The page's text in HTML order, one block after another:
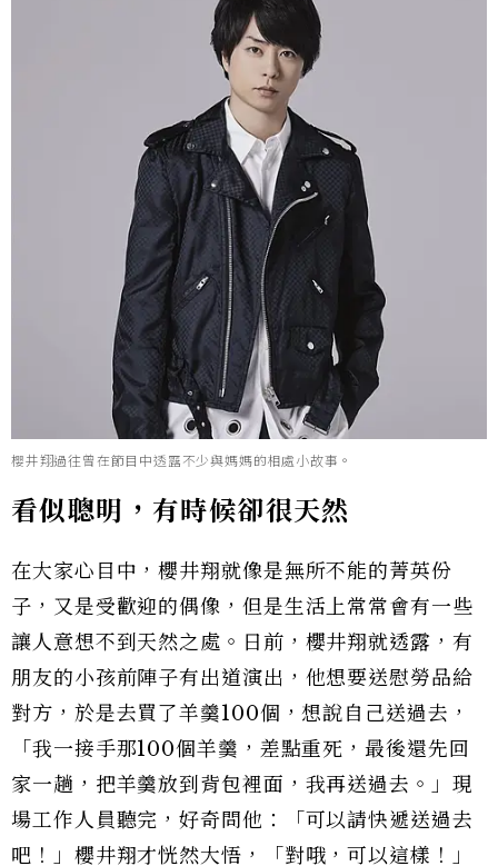
櫻井翔過往曾在節目中透露不少與媽媽的相處小故事。
看似聰明，有時候卻很天然
在大家心目中，櫻井翔就像是無所不能的菁英份
子，又是受歡迎的偶像，但是生活上常常會有一些
讓人意想不到天然之處。日前，櫻井翔就透露，有
朋友的小孩前陣子有出道演出，他想要送慰勞品給
對方，於是去買了羊羹100個，想說自己送過去，
「我一接手那100個羊羹，差點重死，最後還先回
家一趟，把羊羹放到背包裡面，我再送過去。」現
場工作人員聽完，好奇問他：「可以請快遞送過去
吧！」櫻井翔才恍然大悟，「對哦，可以這樣！」